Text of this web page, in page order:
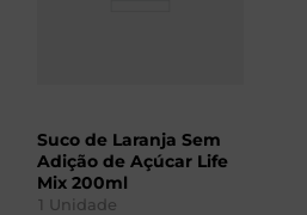
Suco de Laranja Sem
Adição de Açúcar Life
Mix 200ml
1 Unidade